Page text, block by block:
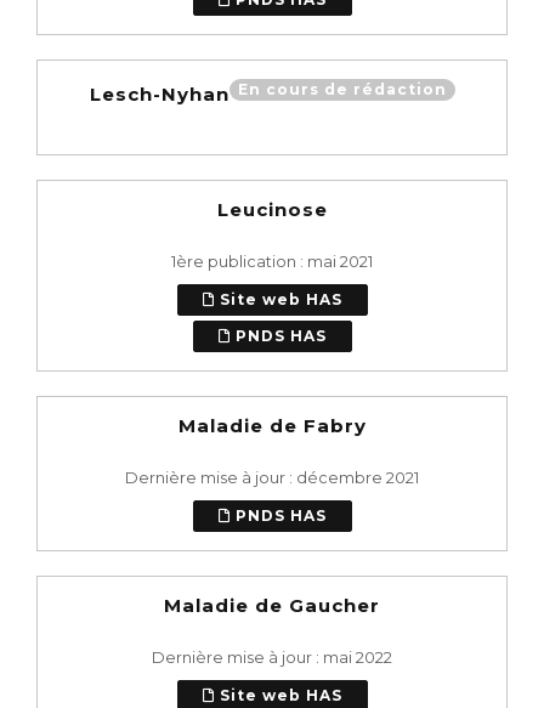
Lesch-Nyhan En cours de rédaction
Leucinose
1ère publication : mai 2021
Site web HAS
PNDS HAS
Maladie de Fabry
Dernière mise à jour : décembre 2021
PNDS HAS
Maladie de Gaucher
Dernière mise à jour : mai 2022
Site web HAS